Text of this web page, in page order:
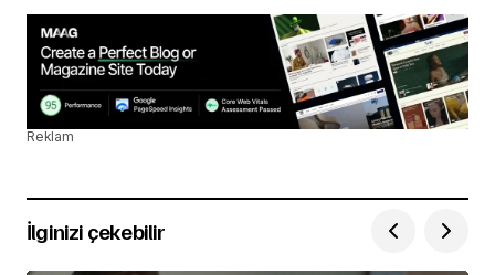
Reklam
İlginizi çekebilir